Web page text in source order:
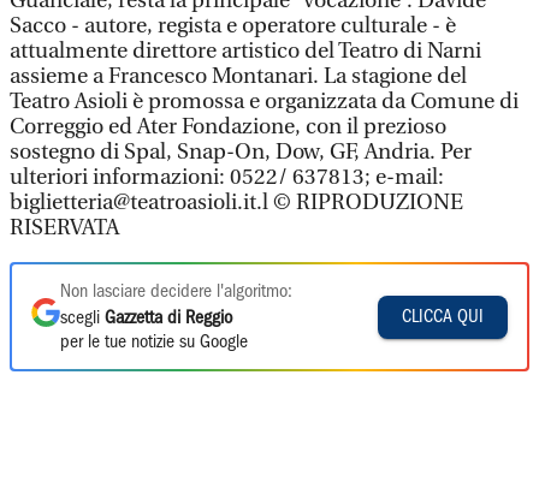
Sacco - autore, regista e operatore culturale - è
attualmente direttore artistico del Teatro di Narni
assieme a Francesco Montanari. La stagione del
Teatro Asioli è promossa e organizzata da Comune di
Correggio ed Ater Fondazione, con il prezioso
sostegno di Spal, Snap-On, Dow, GF, Andria. Per
ulteriori informazioni: 0522/ 637813; e-mail:
biglietteria@teatroasioli.it.l © RIPRODUZIONE
RISERVATA
Non lasciare decidere l'algoritmo:
scegli Gazzetta di Reggio
per le tue notizie su Google
CLICCA QUI